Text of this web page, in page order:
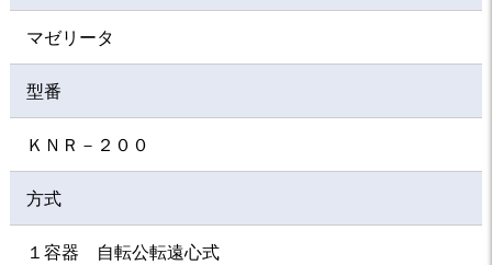
マゼリータ
型番
ＫＮＲ－２００
方式
１容器 自転公転遠心式